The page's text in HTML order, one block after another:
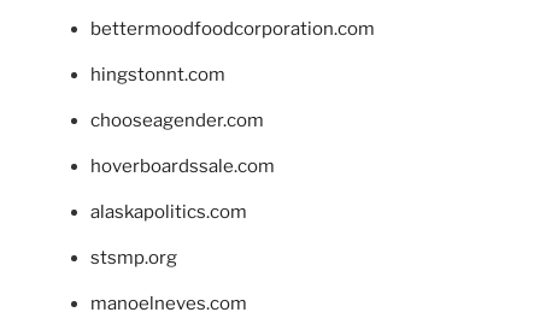
bettermoodfoodcorporation.com
hingstonnt.com
chooseagender.com
hoverboardssale.com
alaskapolitics.com
stsmp.org
manoelneves.com